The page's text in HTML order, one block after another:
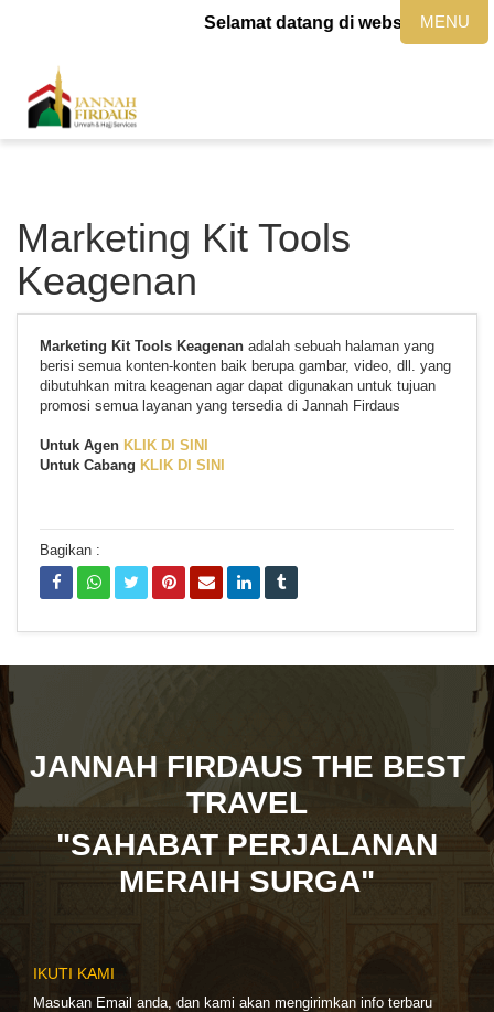
Selamat datang di website
Marketing Kit Tools
Keagenan
Marketing Kit Tools Keagenan adalah sebuah halaman yang
berisi semua konten-konten baik berupa gambar, video, dll. yang
dibutuhkan mitra keagenan agar dapat digunakan untuk tujuan
promosi semua layanan yang tersedia di Jannah Firdaus
Untuk Agen KLIK DI SINI
Untuk Cabang KLIK DI SINI
Bagikan :
JANNAH FIRDAUS THE BEST
TRAVEL
"SAHABAT PERJALANAN
MERAIH SURGA"
IKUTI KAMI
Masukan Email anda, dan kami akan mengirimkan info terbaru
MENU